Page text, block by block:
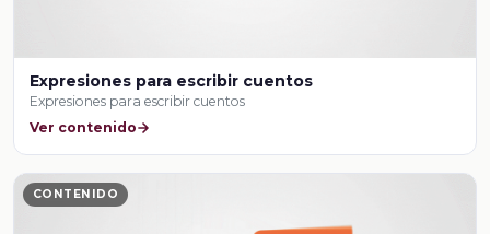
Expresiones para escribir cuentos
Expresiones para escribir cuentos
Ver contenido
CONTENIDO